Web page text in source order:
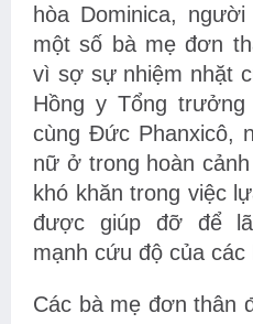
hòa Dominica,
một số bà mẹ đơn
vì sợ sự nhiệm nhặt
Hồng y Tổng
cùng Đức Phanxicô,
nữ ở trong hoàn
khó khăn trong việc
được giúp đỡ để
mạnh cứu độ của các
Các bà mẹ đơn thân